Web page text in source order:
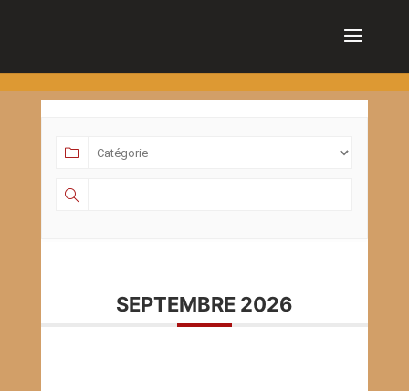
SEPTEMBRE 2026